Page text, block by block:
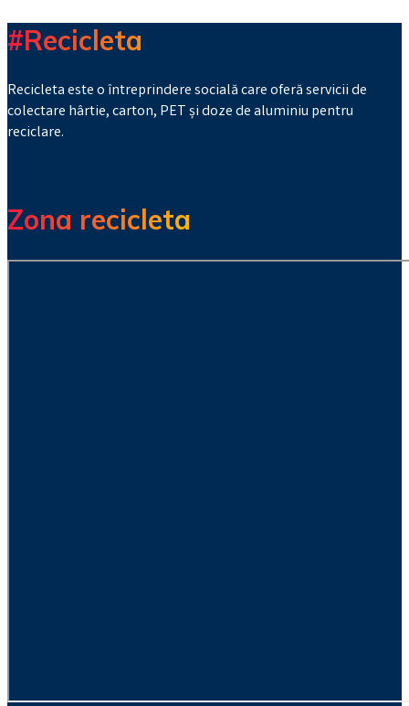
#Recicleta
Recicleta este o întreprindere socială care oferă servicii de
colectare hârtie, carton, PET și doze de aluminiu pentru
reciclare.
Zona recicleta